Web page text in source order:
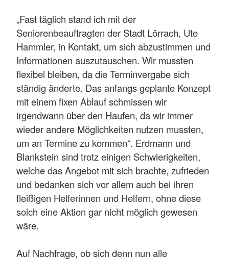
„Fast täglich stand ich mit der
Seniorenbeauftragten der Stadt Lörrach, Ute
Hammler, in Kontakt, um sich abzustimmen und
Informationen auszutauschen. Wir mussten
flexibel bleiben, da die Terminvergabe sich
ständig änderte. Das anfangs geplante Konzept
mit einem fixen Ablauf schmissen wir
irgendwann über den Haufen, da wir immer
wieder andere Möglichkeiten nutzen mussten,
um an Termine zu kommen“. Erdmann und
Blankstein sind trotz einigen Schwierigkeiten,
welche das Angebot mit sich brachte, zufrieden
und bedanken sich vor allem auch bei ihren
fleißigen Helferinnen und Helfern, ohne diese
solch eine Aktion gar nicht möglich gewesen
wäre.
Auf Nachfrage, ob sich denn nun alle